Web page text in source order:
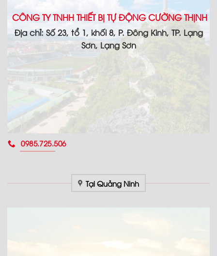
CÔNG TY TNHH THIẾT BỊ TỰ ĐỘNG CƯỜNG THỊNH
Địa chỉ: Số 23, tổ 1, khối 8, P. Đông Kinh, TP. Lạng
Sơn, Lạng Sơn
0985.725.506
Tại Quảng Ninh